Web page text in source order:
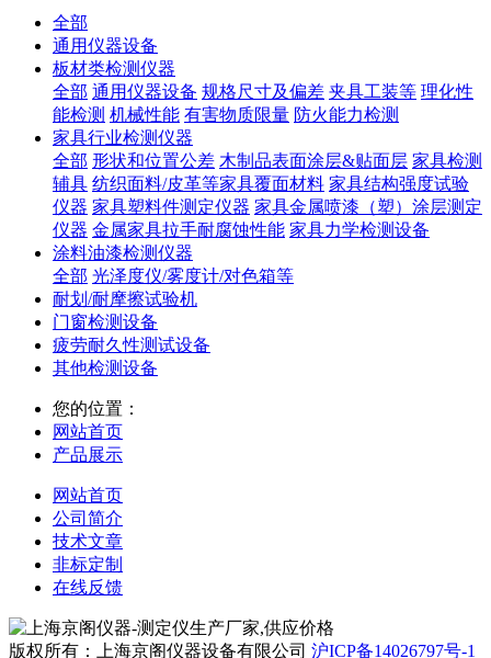
全部
通用仪器设备
板材类检测仪器
全部 通用仪器设备 规格尺寸及偏差 夹具工装等 理化性
能检测 机械性能 有害物质限量 防火能力检测
家具行业检测仪器
全部 形状和位置公差 木制品表面涂层&贴面层 家具检测
辅具 纺织面料/皮革等家具覆面材料 家具结构强度试验
仪器 家具塑料件测定仪器 家具金属喷漆（塑）涂层测定
仪器 金属家具拉手耐腐蚀性能 家具力学检测设备
涂料油漆检测仪器
全部 光泽度仪/雾度计/对色箱等
耐划/耐摩擦试验机
门窗检测设备
疲劳耐久性测试设备
其他检测设备
您的位置：
网站首页
产品展示
网站首页
公司简介
技术文章
非标定制
在线反馈
版权所有：上海京阁仪器设备有限公司 沪ICP备14026797号-1